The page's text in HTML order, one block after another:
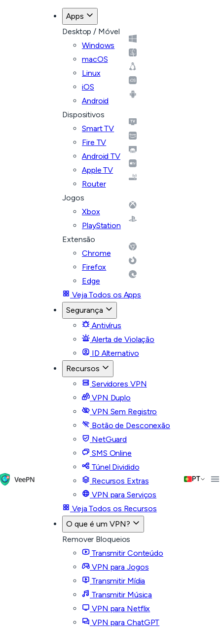
Apps
Desktop / Móvel
Windows
macOS
Linux
iOS
Android
Dispositivos
Smart TV
Fire TV
Android TV
Apple TV
Router
Jogos
Xbox
PlayStation
Extensão
Chrome
Firefox
Edge
Veja Todos os Apps
Segurança
Antivírus
Alerta de Violação
ID Alternativo
Recursos
Servidores VPN
VPN Duplo
VPN Sem Registro
Botão de Desconexão
NetGuard
SMS Online
Túnel Dividido
Recursos Extras
VPN para Serviços
Veja Todos os Recursos
O que é um VPN?
Remover Bloqueios
Transmitir Conteúdo
VPN para Jogos
Transmitir Mídia
Transmitir Música
VPN para Netflix
VPN para ChatGPT
PT